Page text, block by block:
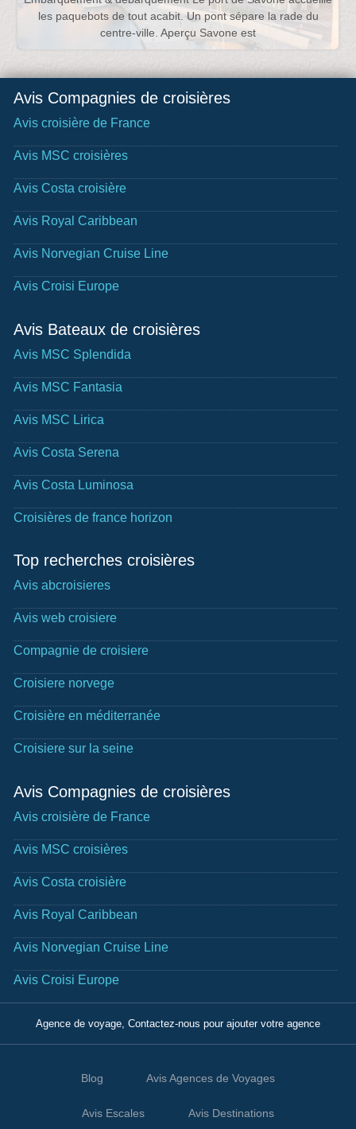
les paquebots de tout acabit. Un pont sépare la rade du
centre-ville. Aperçu Savone est
Avis Compagnies de croisières
Avis croisière de France
Avis MSC croisières
Avis Costa croisière
Avis Royal Caribbean
Avis Norvegian Cruise Line
Avis Croisi Europe
Avis Bateaux de croisières
Avis MSC Splendida
Avis MSC Fantasia
Avis MSC Lirica
Avis Costa Serena
Avis Costa Luminosa
Croisières de france horizon
Top recherches croisières
Avis abcroisieres
Avis web croisiere
Compagnie de croisiere
Croisiere norvege
Croisière en méditerranée
Croisiere sur la seine
Avis Compagnies de croisières
Avis croisière de France
Avis MSC croisières
Avis Costa croisière
Avis Royal Caribbean
Avis Norvegian Cruise Line
Avis Croisi Europe
Agence de voyage, Contactez-nous pour ajouter votre agence
Blog Avis Agences de Voyages
Avis Escales Avis Destinations